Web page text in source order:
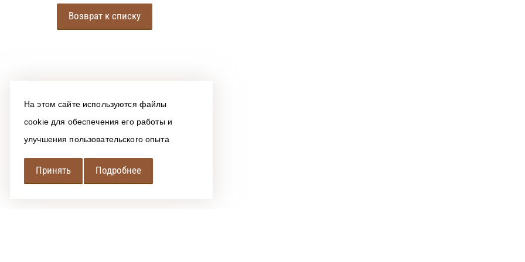
На этом сайте используются файлы
cookie для обеспечения его работы и
улучшения пользовательского опыта
Принять Подробнее
Возврат к списку